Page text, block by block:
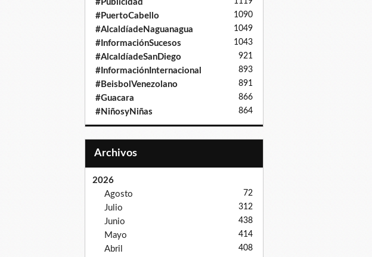
#Publicidad
#PuertoCabello 1090
#AlcaldíadeNaguanagua 1049
#InformaciónSucesos 1043
#AlcaldíadeSanDiego 921
#InformaciónInternacional 893
#BeisbolVenezolano 891
#Guacara 866
#NiñosyNiñas 864
Archivos
2026
Agosto
72
Julio 312
Junio 438
Mayo 414
Abril 408